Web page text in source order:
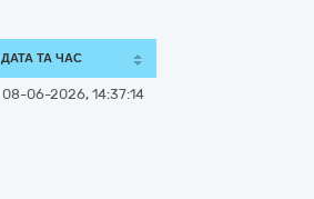
ДАТА ТА ЧАС
08-06-2026, 14:37:14